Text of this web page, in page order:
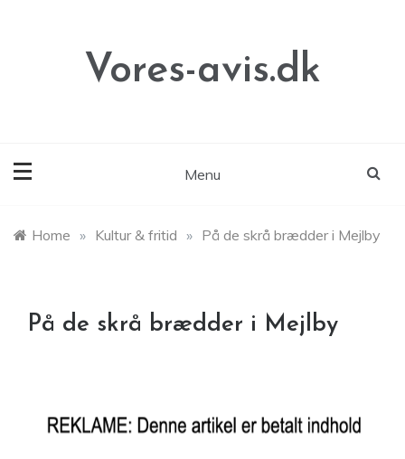
Vores-avis.dk
Menu
Home » Kultur & fritid » På de skrå brædder i Mejlby
På de skrå brædder i Mejlby